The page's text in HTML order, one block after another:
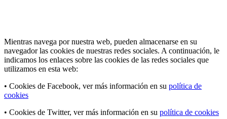
Mientras navega por nuestra web, pueden almacenarse en su
navegador las cookies de nuestras redes sociales. A continuación, le
indicamos los enlaces sobre las cookies de las redes sociales que
utilizamos en esta web:
• Cookies de Facebook, ver más información en su política de
cookies
• Cookies de Twitter, ver más información en su política de cookies